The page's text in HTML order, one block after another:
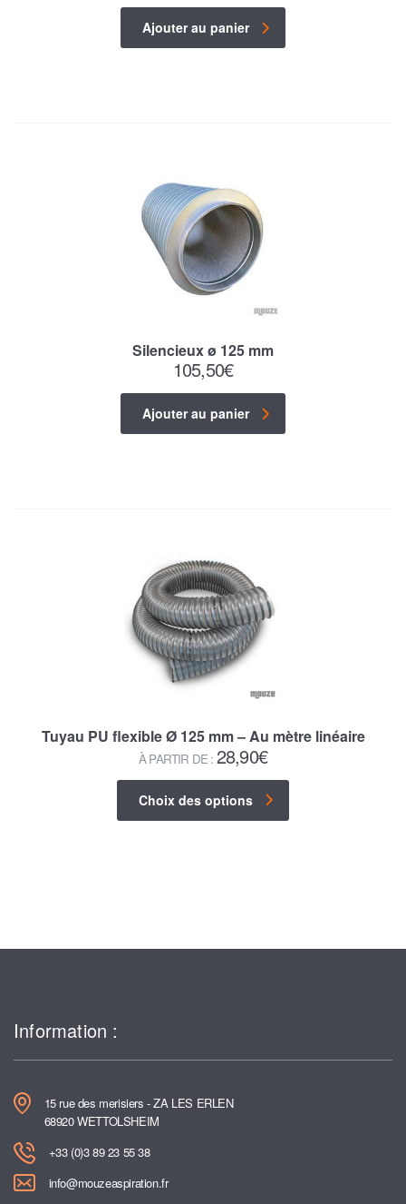
Ajouter au panier
Silencieux ø 125 mm
105,50€
Ajouter au panier
Tuyau PU flexible Ø 125 mm – Au mètre linéaire
À PARTIR DE : 28,90€
Choix des options
Information :
15 rue des merisiers - ZA LES ERLEN
68920 WETTOLSHEIM
+33 (0)3 89 23 55 38
info@mouzeaspiration.fr